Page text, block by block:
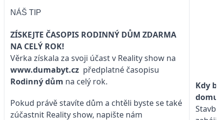
NÁŠ TIP
ZÍSKEJTE ČASOPIS RODINNÝ DŮM ZDARMA
NA CELÝ ROK!
Věrka získala za svoji účast v Reality show na
www.dumabyt.cz předplatné časopisu
Rodinný dům na celý rok.
Pokud právě stavíte dům a chtěli byste se také
zúčastnit Reality show, napište nám
Kdy
domu